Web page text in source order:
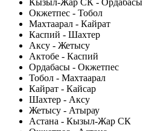
Кызыл-Жар СК - Ордабасы
Окжетпес - Тобол
Махтаарал - Кайрат
Каспий - Шахтер
Аксу - Жетысу
Актобе - Каспий
Ордабасы - Окжетпес
Тобол - Махтаарал
Кайрат - Кайсар
Шахтер - Аксу
Жетысу - Атырау
Астана - Кызыл-Жар СК